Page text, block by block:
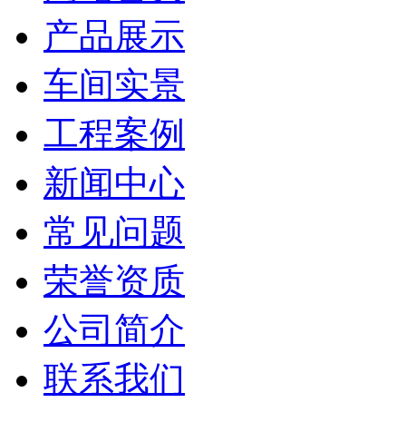
产品展示
车间实景
工程案例
新闻中心
常见问题
荣誉资质
公司简介
联系我们